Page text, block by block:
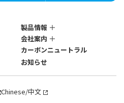
製品情報
ステンレス製
マグネットポンプ
SANWAのマグネットポン
3つの強み
SANWAのマグネットポン
プ
会社案内
会社概要
社歴・沿革
カーボンニュートラル
お知らせ
Chinese/中文